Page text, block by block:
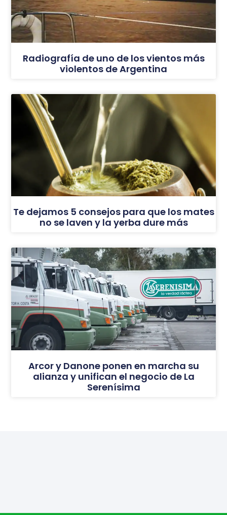
Radiografía de uno de los vientos más
violentos de Argentina
Te dejamos 5 consejos para que los mates
no se laven y la yerba dure más
Arcor y Danone ponen en marcha su
alianza y unifican el negocio de La
Serenísima